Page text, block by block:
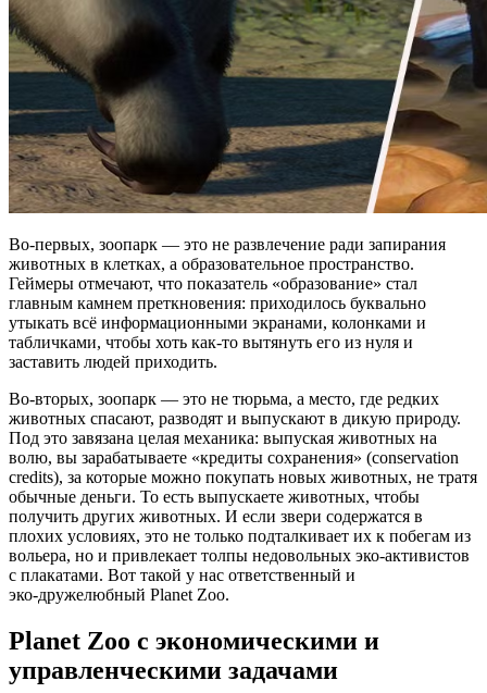
Во‑первых, зоопарк — это не развлечение ради запирания
животных в клетках, а образовательное пространство.
Геймеры отмечают, что показатель «образование» стал
главным камнем преткновения: приходилось буквально
утыкать всё информационными экранами, колонками и
табличками, чтобы хоть как‑то вытянуть его из нуля и
заставить людей приходить.
Во‑вторых, зоопарк — это не тюрьма, а место, где редких
животных спасают, разводят и выпускают в дикую природу.
Под это завязана целая механика: выпуская животных на
волю, вы зарабатываете «кредиты сохранения» (conservation
credits), за которые можно покупать новых животных, не тратя
обычные деньги. То есть выпускаете животных, чтобы
получить других животных. И если звери содержатся в
плохих условиях, это не только подталкивает их к побегам из
вольера, но и привлекает толпы недовольных эко‑активистов
с плакатами. Вот такой у нас ответственный и
эко‑дружелюбный Planet Zoo.
Planet Zoo с экономическими и
управленческими задачами